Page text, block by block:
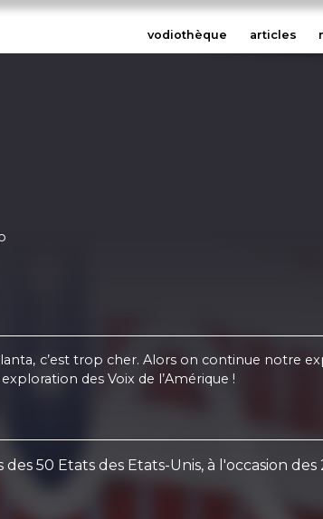
vodiothèque articles
c’est trop cher. Alors on continue notre
des Voix de l’Amérique !
50 Etats des Etats-Unis, à l'occasion des